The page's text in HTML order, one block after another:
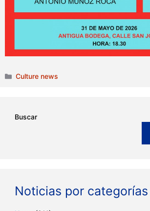
Categories
Culture news
Buscar
Noticias por categorías